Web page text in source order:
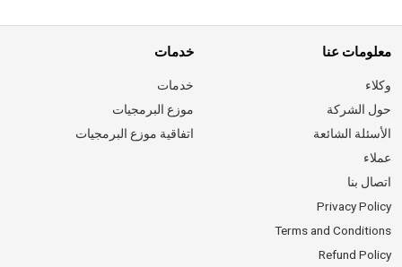
معلومات عنا
وكلاء
حول الشركة
الأسئلة الشائعة
عملاء
اتصال بنا
Privacy Policy
Terms and Conditions
Refund Policy
خدمات
خدمات
موزع البرمجيات
اتفاقية موزع البرمجيات